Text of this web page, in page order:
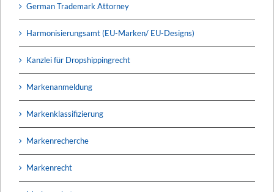
German Trademark Attorney
Harmonisierungsamt (EU-Marken/ EU-Designs)
Kanzlei für Dropshippingrecht
Markenanmeldung
Markenklassifizierung
Markenrecherche
Markenrecht